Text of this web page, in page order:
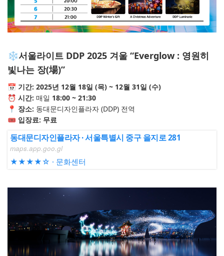
❄️서울라이트 DDP 2025 겨울 “Everglow : 영원히
빛나는 장(場)”
📅 기간: 2025년 12월 18일 (목) ~ 12월 31일 (수)
⏰ 시간: 매일 18:00 ~ 21:30
📍 장소: 동대문디자인플라자 (DDP) 전역
🎟️ 입장료: 무료
동대문디자인플라자 · 서울특별시 중구 을지로 281
maps.app.goo.gl
★★★★☆ · 문화센터